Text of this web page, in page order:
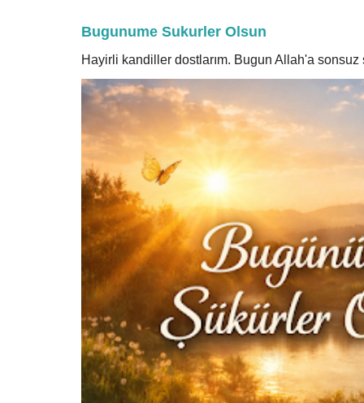
Bugunume Sukurler Olsun
Hayirli kandiller dostlarım. Bugun Allah'a